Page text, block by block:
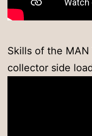
Skills of the MAN
collector side